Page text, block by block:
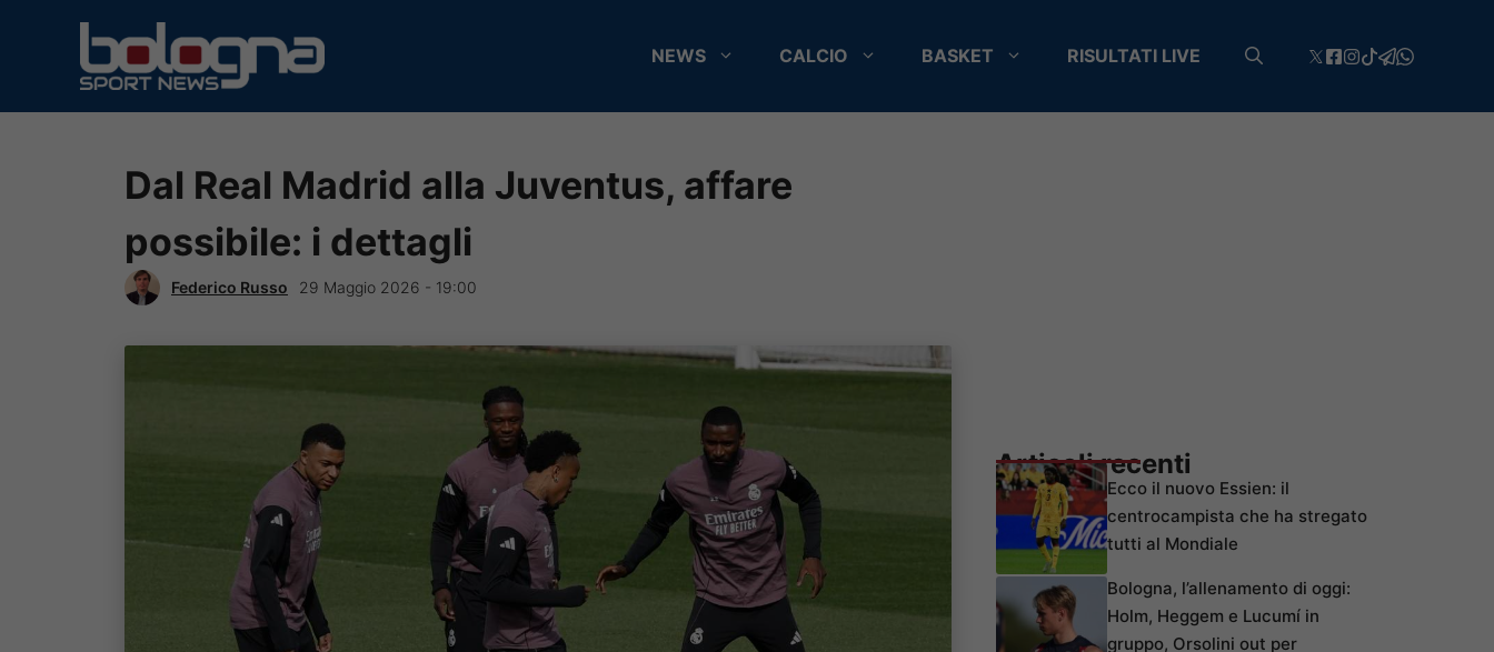
contenuto
NEWS CALCIO BASKET RISULTATI LIVE
Dal Real Madrid alla Juventus, affare
possibile: i dettagli
Federico Russo 29 Maggio 2026 - 19:00
Articoli recenti
Ecco il nuovo Essien: il
centrocampista che ha stregato
tutti al Mondiale
Bologna, l’allenamento di oggi:
Holm, Heggem e Lucumí in
gruppo, Orsolini out per